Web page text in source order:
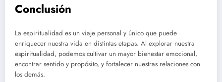
Conclusión
La espiritualidad es un viaje personal y único que puede
enriquecer nuestra vida en distintas etapas. Al explorar nuestra
espiritualidad, podemos cultivar un mayor bienestar emocional,
encontrar sentido y propósito, y fortalecer nuestras relaciones con
los demás.